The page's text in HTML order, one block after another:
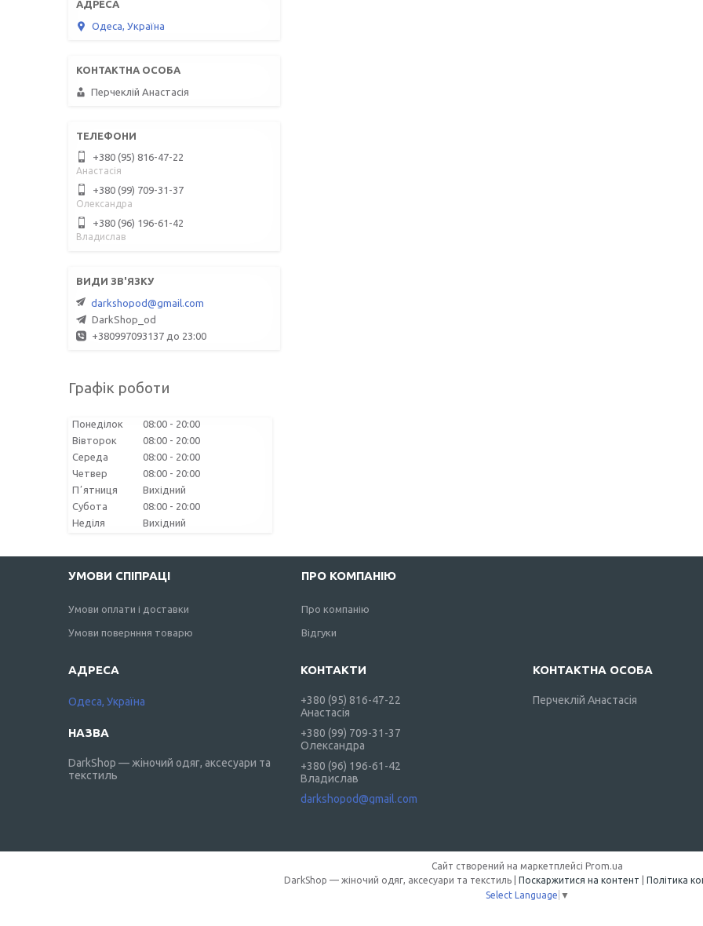
Одеса, Україна
Перчеклій Анастасія
+380 (95) 816-47-22
Анастасія
+380 (99) 709-31-37
Олександра
+380 (96) 196-61-42
Владислав
darkshopod@gmail.com
DarkShop_od
+380997093137 до 23:00
Графік роботи
Понеділок 08:00
20:00
Вівторок
08:00
20:00
Середа
08:00
20:00
Четвер
08:00
20:00
Пʼятниця
Вихідний
Субота
08:00
20:00
Неділя
Вихідний
УМОВИ СПІПРАЦІ
Умови оплати і доставки
Умови повернння товарю
ПРО КОМПАНІЮ
Про компанію
Відгуки
Одеса, Україна
DarkShop — жіночий одяг, аксесуари та
текстиль
+380 (95) 816-47-22
Анастасія
+380 (99) 709-31-37
Олександра
+380 (96) 196-61-42
Владислав
darkshopod@gmail.com
Перчеклій Анастасія
Сайт створений на маркетплейсі Prom.ua
Поскаржитися на контент
Політика
Select Language ▼